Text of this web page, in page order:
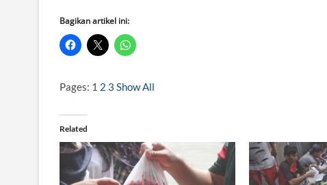
Bagikan artikel ini:
Pages: 1 2 3 Show All
Related